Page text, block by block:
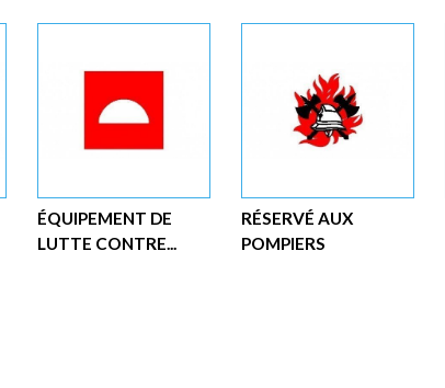
ÉQUIPEMENT DE
LUTTE CONTRE...
RÉSERVÉ AUX
POMPIERS